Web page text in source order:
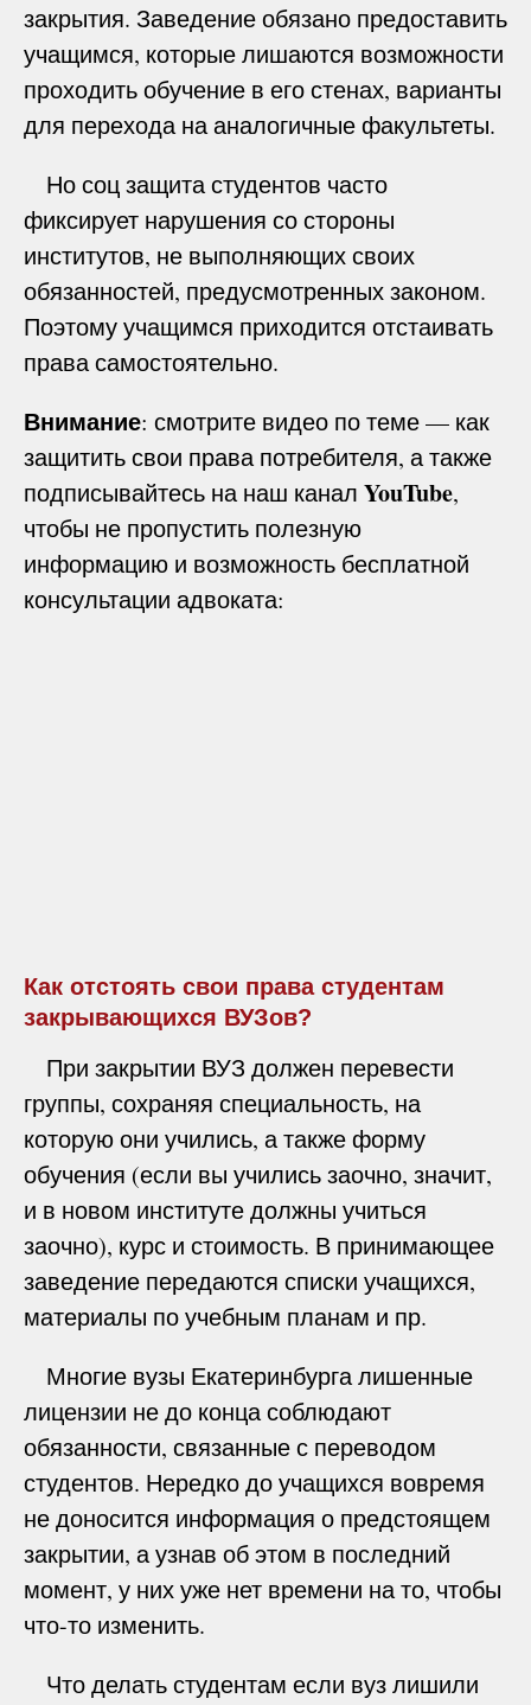
закрытия. Заведение обязано предоставить
учащимся, которые лишаются возможности
проходить обучение в его стенах, варианты
для перехода на аналогичные факультеты.
Но соц защита студентов часто
фиксирует нарушения со стороны
институтов, не выполняющих своих
обязанностей, предусмотренных законом.
Поэтому учащимся приходится отстаивать
права самостоятельно.
Внимание: смотрите видео по теме — как
защитить свои права потребителя, а также
подписывайтесь на наш канал YouTube,
чтобы не пропустить полезную
информацию и возможность бесплатной
консультации адвоката:
Как отстоять свои права студентам
закрывающихся ВУЗов?
При закрытии ВУЗ должен перевести
группы, сохраняя специальность, на
которую они учились, а также форму
обучения (если вы учились заочно, значит,
и в новом институте должны учиться
заочно), курс и стоимость. В принимающее
заведение передаются списки учащихся,
материалы по учебным планам и пр.
Многие вузы Екатеринбурга лишенные
лицензии не до конца соблюдают
обязанности, связанные с переводом
студентов. Нередко до учащихся вовремя
не доносится информация о предстоящем
закрытии, а узнав об этом в последний
момент, у них уже нет времени на то, чтобы
что-то изменить.
Что делать студентам если вуз лишили